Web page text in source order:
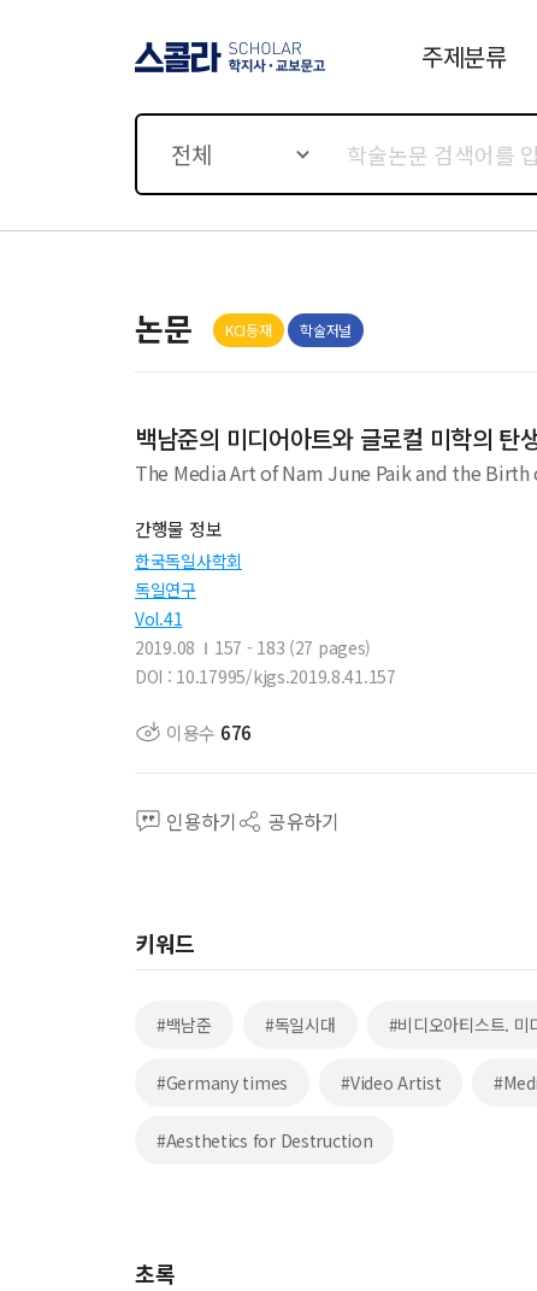
주제분류
전체
논문 KCI등재 학술저널
백남준의 미디어아트와 글로컬 미학의 탄
The Media Art of Nam June Paik and the
간행물 정보
한국독일사학회
독일연구
Vol.41
2019.08
157 - 183 (27 pages)
DOI : 10.17995/kjgs.2019.8.41.157
이용수 676
인용하기 공유하기
키워드
#백남준 #독일시대 #비디오아티스트. 미
#Germany times #Video Artist
#Aesthetics for Destruction
초록